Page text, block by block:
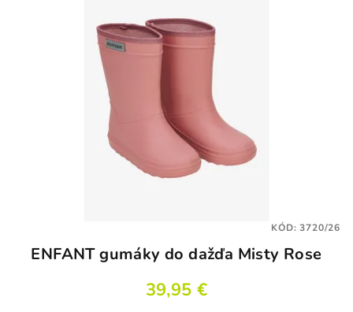
ENFANT gumáky do dažďa Misty Rose
39,95 €
KÓD:3720/26